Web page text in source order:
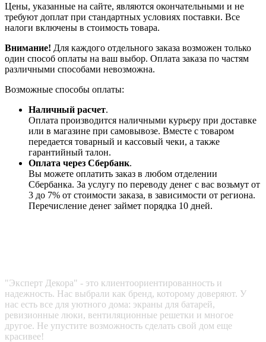
Цены, указанные на сайте, являются окончательными и не
требуют доплат при стандартных условиях поставки. Все
налоги включены в стоимость товара.
Внимание! Для каждого отдельного заказа возможен только
один способ оплаты на ваш выбор. Оплата заказа по частям
различными способами невозможна.
Возможные способы оплаты:
Наличный расчет.
Оплата производится наличными курьеру при доставке
или в магазине при самовывозе. Вместе с товаром
передается товарный и кассовый чеки, а также
гарантийный талон.
Оплата через Сбербанк.
Вы можете оплатить заказ в любом отделении
Сбербанка. За услугу по переводу денег с вас возьмут от
3 до 7% от стоимости заказа, в зависимости от региона.
Перечисление денег займет порядка 10 дней.
"Эксперт Декора" - это клиентоориентированность и
надежность. Нас выбрали как бренд, которому доверяют. У
нас есть все для уютного дома: экраны для батарей,
ревизионные люки, вентиляционные решетки и многое
другое. Не упустите возможность сделать свой дом еще
красивее!